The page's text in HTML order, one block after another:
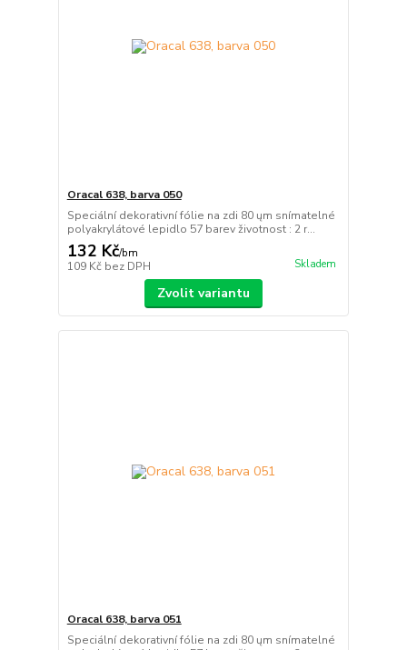
Oracal 638, barva 050
Speciální dekorativní fólie na zdi 80 ųm snímatelné
polyakrylátové lepidlo 57 barev životnost : 2 r...
132 Kč/bm
109 Kč bez DPH Skladem
Zvolit variantu
Oracal 638, barva 051
Speciální dekorativní fólie na zdi 80 ųm snímatelné